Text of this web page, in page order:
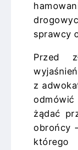
sprawcy
Przed
z
żądać
obrońcy